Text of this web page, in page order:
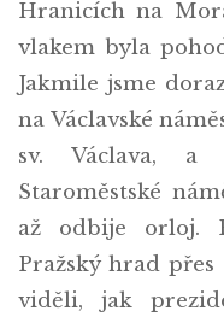
Hranicích na
vlakem byla
Jakmile jsme
na Václavské
sv. Václava,
Staroměstské
až odbije orloj.
Pražský hrad
viděli, jak